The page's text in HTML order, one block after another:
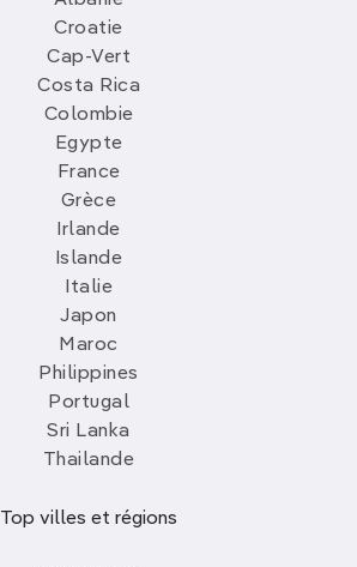
Croatie
Cap-Vert
Costa Rica
Colombie
Egypte
France
Grèce
Irlande
Islande
Italie
Japon
Maroc
Philippines
Portugal
Sri Lanka
Thailande
Top villes et régions